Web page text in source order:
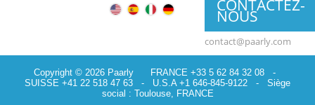
CONTACTEZ-
NOUS
contact@paarly.com
Copyright © 2026 Paarly FRANCE +33 5 62 84 32 08 -
SUISSE +41 22 518 47 63 - U.S.A +1 646-845-9122 - Siège
social : Toulouse, FRANCE